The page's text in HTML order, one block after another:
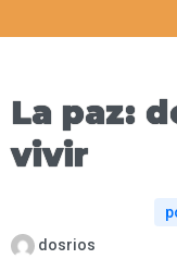
La paz:
vivir
dosrios